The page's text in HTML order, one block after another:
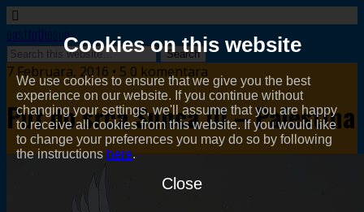
Cookies on this website
We use cookies to ensure that we give you the best
experience on our website. If you continue without
changing your settings, we'll assume that you are happy
to receive all cookies from this website. If you would like
to change your preferences you may do so by following
the instructionshere.
Close
easttothesun
7 Februara, 2016 • 5 0 komentara
Put do srca Sunca III – Palestina